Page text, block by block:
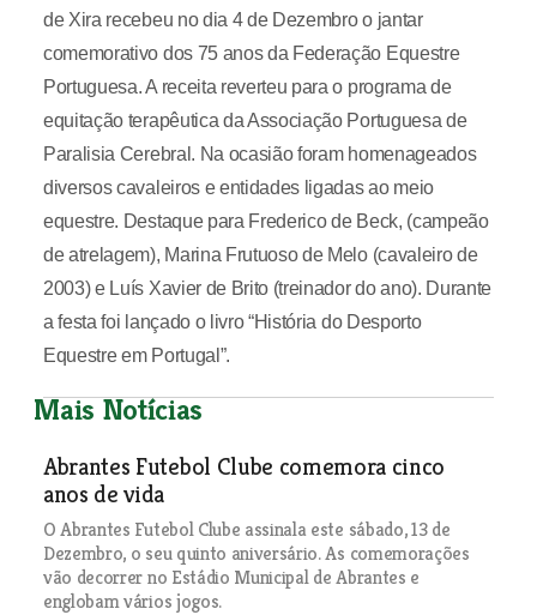
de Xira recebeu no dia 4 de Dezembro o jantar
comemorativo dos 75 anos da Federação Equestre
Portuguesa. A receita reverteu para o programa de
equitação terapêutica da Associação Portuguesa de
Paralisia Cerebral. Na ocasião foram homenageados
diversos cavaleiros e entidades ligadas ao meio
equestre. Destaque para Frederico de Beck, (campeão
de atrelagem), Marina Frutuoso de Melo (cavaleiro de
2003) e Luís Xavier de Brito (treinador do ano). Durante
a festa foi lançado o livro “História do Desporto
Equestre em Portugal”.
Mais Notícias
Abrantes Futebol Clube comemora cinco
anos de vida
O Abrantes Futebol Clube assinala este sábado, 13 de
Dezembro, o seu quinto aniversário. As comemorações
vão decorrer no Estádio Municipal de Abrantes e
englobam vários jogos.